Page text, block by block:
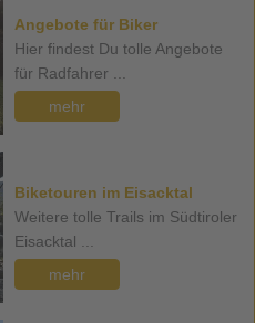
Angebote für Biker
Hier findest Du tolle Angebote
für Radfahrer ...
mehr
Biketouren im Eisacktal
Weitere tolle Trails im Südtiroler
Eisacktal ...
mehr